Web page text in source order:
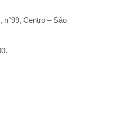
n°99, Centro – São